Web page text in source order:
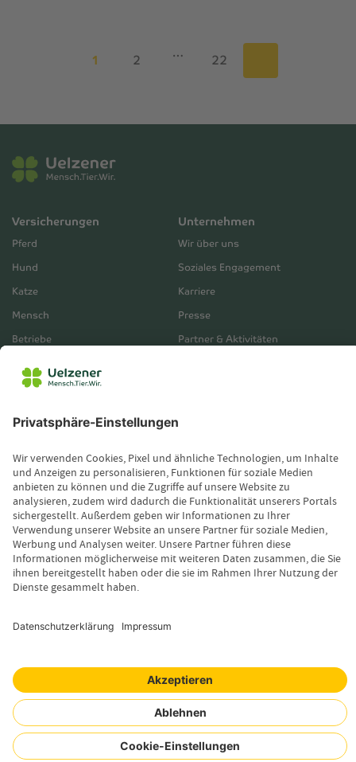
1 2 … 22
Versicherungen
Pferd
Hund
Katze
Mensch
Betriebe
Unternehmen
Wir über uns
Soziales Engagement
Karriere
Presse
Partner & Aktivitäten
Service
Kontakt
Leistungsfall melden
Produktinformationen anfordern
Wissenswertes
Magazin
Newsletter-Anmeldung
Copyright © 2026 Uelzener Tier-Magazin
Cookie-Einstellungen
Mensch. Tier. Wir.